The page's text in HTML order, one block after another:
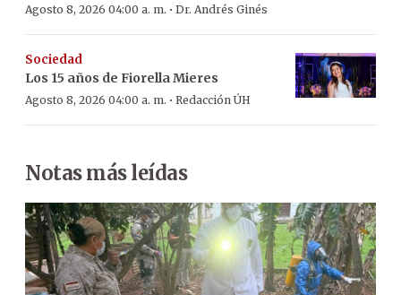
Agosto 8, 2026 04:00 a. m. · Dr. Andrés Ginés
Sociedad
Los 15 años de Fiorella Mieres
Agosto 8, 2026 04:00 a. m. · Redacción ÚH
Notas más leídas